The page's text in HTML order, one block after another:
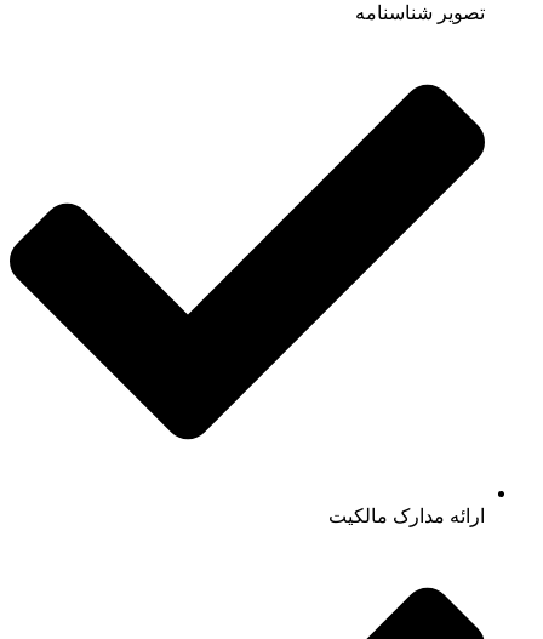
تصویر شناسنامه
ارائه مدارک مالکیت